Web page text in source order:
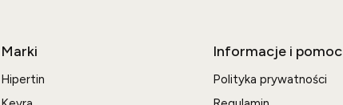
Marki
Hipertin
Informacje i pomoc
Polityka prywatności